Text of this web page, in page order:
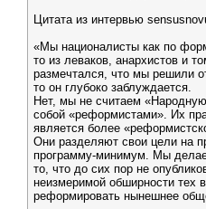
Цитата из интервью
«Мы националисты как по
то из леваков, анархистов и
размечтался, что мы решили
то он глубоко заблуждается.
Нет, мы не считаем
собой «реформистами». Их
является более
Они разделяют свои цели на
программу-минимум. Мы
то, что до сих пор не
неизмеримой обширности тех
реформировать нынешнее